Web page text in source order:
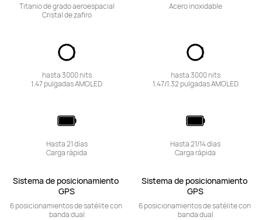
Titanio de grado aeroespacial
Cristal de zafiro
hasta 3000 nits
1.47 pulgadas AMOLED
Hasta 21 días
Carga rápida
Sistema de posicionamiento
GPS
6 posicionamientos de satélite con
banda dual
Acero inoxidable
hasta 3000 nits
1.47/1.32 pulgadas AMOLED
Hasta 21/14 días
Carga rápida
Sistema de posicionamiento
GPS
6 posicionamientos de satélite con
banda dual